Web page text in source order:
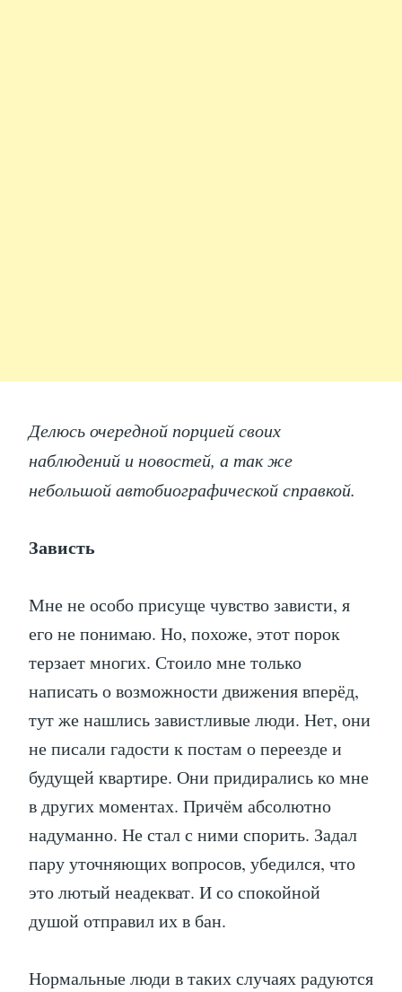
Делюсь очередной порцией своих
наблюдений и новостей, а так же
небольшой автобиографической справкой.
Зависть
Мне не особо присуще чувство зависти, я
его не понимаю. Но, похоже, этот порок
терзает многих. Стоило мне только
написать о возможности движения вперёд,
тут же нашлись завистливые люди. Нет, они
не писали гадости к постам о переезде и
будущей квартире. Они придирались ко мне
в других моментах. Причём абсолютно
надуманно. Не стал с ними спорить. Задал
пару уточняющих вопросов, убедился, что
это лютый неадекват. И со спокойной
душой отправил их в бан.
Нормальные люди в таких случаях радуются